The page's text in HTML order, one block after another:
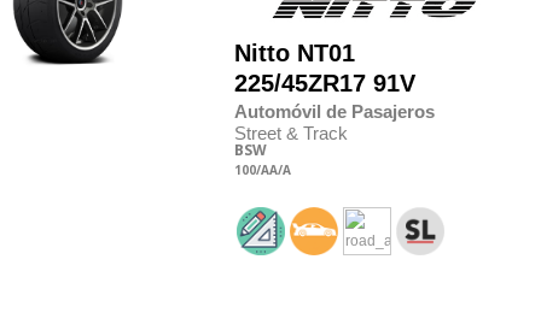
Nitto NT01
225/45ZR17 91V
Automóvil de Pasajeros
Street & Track
BSW
100/AA/A